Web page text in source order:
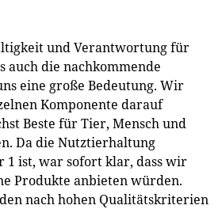
und Verantwortung für
auch die nachkommende
eine große Bedeutung. Wir
Komponente darauf
Beste für Tier, Mensch und
Da die Nutztierhaltung
ist, war sofort klar, dass wir
Produkte anbieten würden.
nach hohen Qualitätskriterien